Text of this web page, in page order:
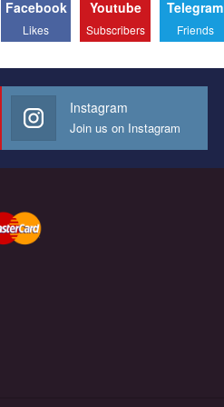
Facebook
Likes
Youtube
Subscribers
Telegram
Friends
Instagram
Join us on Instagram